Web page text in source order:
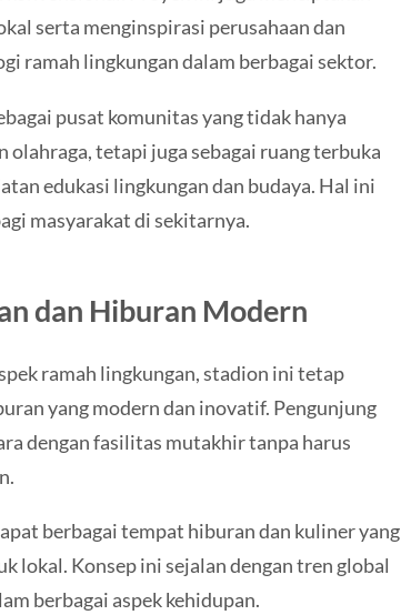
serta menginspirasi perusahaan dan
ramah lingkungan dalam berbagai sektor.
pusat komunitas yang tidak hanya
tetapi juga sebagai ruang terbuka
edukasi lingkungan dan budaya. Hal ini
masyarakat di sekitarnya.
dan Hiburan Modern
ramah lingkungan, stadion ini tetap
yang modern dan inovatif. Pengunjung
dengan fasilitas mutakhir tanpa harus
berbagai tempat hiburan dan kuliner yang
lokal. Konsep ini sejalan dengan tren global
berbagai aspek kehidupan.